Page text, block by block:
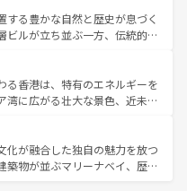
ほしい。 なお、新着の韓国情報はコンテンツ一
時代の建物も、独特の雰囲気を
ラエティの豊かさとおいしさで
ベトナムコーヒーなどは、ぜ
地域を訪れてもあたたかい人々
で、きっと忘れられない旅にな
する豊かな自然と歴史が息づく
ビルが立ち並ぶ一方、伝統的な
ではチェンマイなどの山岳地
ではプーケットやクラビの美し
楽しむことができる。タイ料理
、どの季節にも異なる楽しみ
いタイの人々、仏教を中心とし
資源が、訪れる旅人を魅了し続
る香港は、特有のエネルギーを
湾に広がる壮大な景色、近未来
はず。観光スポットが密集し
を回れるのも魅力。息をのむよ
まで、香港を存分に楽しみ尽く
化が融合した独自の魅力を放つ
築物が並ぶマリーナベイ、歴史